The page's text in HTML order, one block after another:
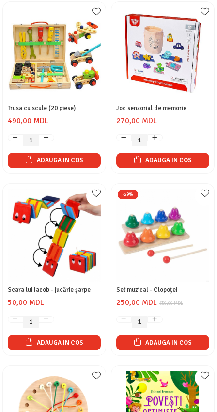
Trusa cu scule (20 piese)
490,00 MDL
ADAUGA IN COS
Joc senzorial de memorie
270,00 MDL
ADAUGA IN COS
Scara lui Iacob - jucărie șarpe
50,00 MDL
ADAUGA IN COS
-29%
Set muzical - Clopoței
350,00 MDL
250,00 MDL
ADAUGA IN COS